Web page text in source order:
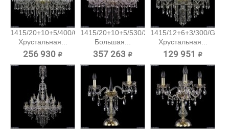
1415/20+10+5/400/G
Хрустальная...
256 930 ₽
1415/20+10+5/530/3d/G
Большая...
357 263 ₽
1415/12+6+3/300/G
Хрустальная...
129 951 ₽